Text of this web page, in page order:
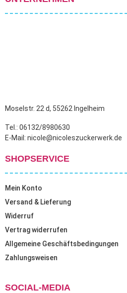
Moselstr. 22 d, 55262 Ingelheim
Tel.: 06132/8980630
E-Mail: nicole@nicoleszuckerwerk.de
SHOPSERVICE
Mein Konto
Versand & Lieferung
Widerruf
Vertrag widerrufen
Allgemeine Geschäftsbedingungen
Zahlungsweisen
SOCIAL-MEDIA